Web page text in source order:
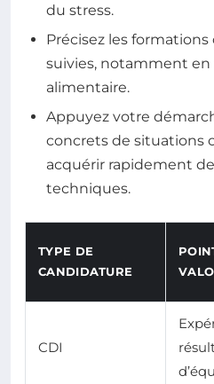
du stress.
Précisez les
suivies, notamment
alimentaire.
Appuyez votre
concrets de situations
acquérir rapidement
techniques.
TYPE DE
CANDIDATURE
CDI